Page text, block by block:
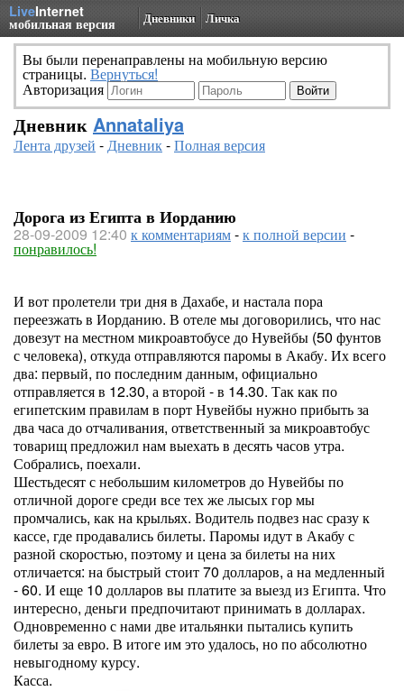
LiveInternet
мобильная версия Дневники Личка
Вы были перенаправлены на мобильную версию
страницы. Вернуться!
Авторизация
Дневник Annataliya
Лента друзей -Дневник-Полная версия
Дорога из Египта в Иорданию
28-09-2009 12:40 к комментариям-к полной версии -
понравилось!
И вот пролетели три дня в Дахабе, и настала пора
переезжать в Иорданию. В отеле мы договорились, что нас
довезут на местном микроавтобусе до Нувейбы (50 фунтов
с человека), откуда отправляются паромы в Акабу. Их всего
два: первый, по последним данным, официально
отправляется в 12.30, а второй - в 14.30. Так как по
египетским правилам в порт Нувейбы нужно прибыть за
два часа до отчаливания, ответственный за микроавтобус
товарищ предложил нам выехать в десять часов утра.
Собрались, поехали.
Шестьдесят с небольшим километров до Нувейбы по
отличной дороге среди все тех же лысых гор мы
промчались, как на крыльях. Водитель подвез нас сразу к
кассе, где продавались билеты. Паромы идут в Акабу с
разной скоростью, поэтому и цена за билеты на них
отличается: на быстрый стоит 70 долларов, а на медленный
- 60. И еще 10 долларов вы платите за выезд из Египта. Что
интересно, деньги предпочитают принимать в долларах.
Одновременно с нами две итальянки пытались купить
билеты за евро. В итоге им это удалось, но по абсолютно
невыгодному курсу.
Касса.